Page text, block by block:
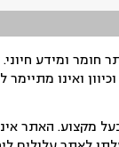
חומר ומידע
ואינו
האתר אינו